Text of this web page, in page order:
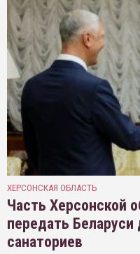
ХЕРСОНСКАЯ ОБЛАСТЬ
Часть Херсонской
передать Беларуси
санаториев